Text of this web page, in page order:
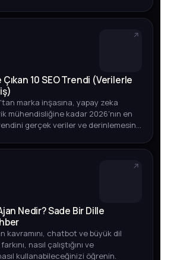
10 SEO Trendi (Verilerle
marka inşasına, yapay zeka
mühendisliğine kadar 2026'nın en
gerçek veriler ve derinlemesine
Nedir? Sade Bir Dille
kavramını, chatbot ve büyük dil
nasıl çalıştığını ve
kullanabileceğinizi öğrenin.